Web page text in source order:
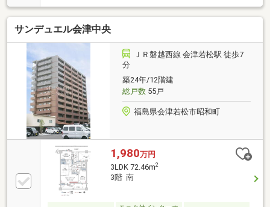
速ネット対応、温水洗浄便座、ＴＶモニタ付インター
ホン、通風良好、全居室フローリング、ＩＨクッキン
グヒーター、ペット相談、BS・CS・CATV、床暖房、
エレベーター、宅配ボックス
サンデュエル会津中央
ＪＲ磐越西線 会津若松駅 徒歩7
分
築24年/12階建
総戸数55戸
福島県会津若松市昭和町
1,980万円
3LDK 72.46m2
3階 南